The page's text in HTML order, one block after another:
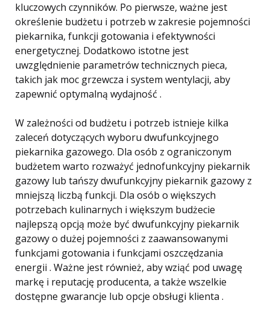
kluczowych czynników. Po pierwsze, ważne jest
określenie budżetu i potrzeb w zakresie pojemności
piekarnika, funkcji gotowania i efektywności
energetycznej. Dodatkowo istotne jest
uwzględnienie parametrów technicznych pieca,
takich jak moc grzewcza i system wentylacji, aby
zapewnić optymalną wydajność .
W zależności od budżetu i potrzeb istnieje kilka
zaleceń dotyczących wyboru dwufunkcyjnego
piekarnika gazowego. Dla osób z ograniczonym
budżetem warto rozważyć jednofunkcyjny piekarnik
gazowy lub tańszy dwufunkcyjny piekarnik gazowy z
mniejszą liczbą funkcji. Dla osób o większych
potrzebach kulinarnych i większym budżecie
najlepszą opcją może być dwufunkcyjny piekarnik
gazowy o dużej pojemności z zaawansowanymi
funkcjami gotowania i funkcjami oszczędzania
energii . Ważne jest również, aby wziąć pod uwagę
markę i reputację producenta, a także wszelkie
dostępne gwarancje lub opcje obsługi klienta .